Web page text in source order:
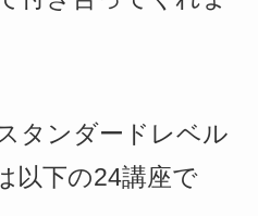
タンダードレベル
以下の24講座で